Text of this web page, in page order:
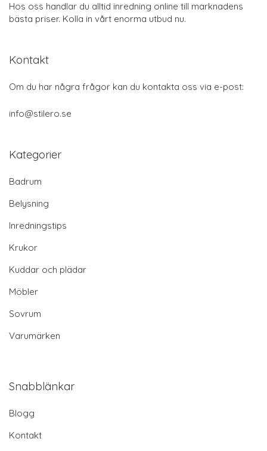
Hos oss handlar du alltid inredning online till marknadens
bästa priser. Kolla in vårt enorma utbud nu.
Kontakt
Om du har några frågor kan du kontakta oss via e-post:
info@stilero.se
Kategorier
Badrum
Belysning
Inredningstips
Krukor
Kuddar och plädar
Möbler
Sovrum
Varumärken
Snabblänkar
Blogg
Kontakt